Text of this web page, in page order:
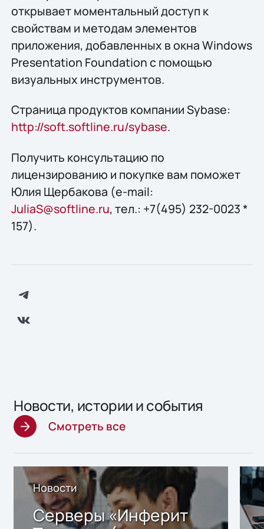
открывает моментальный доступ к
свойствам и методам элементов
приложения, добавленных в окна Windows
Presentation Foundation с помощью
визуальных инструментов.
Страница продуктов компании Sybase:
http://soft.softline.ru/sybase.
Получить конcультацию по
лицензированию и покупке вам поможет
Юлия Щербакова (e-mail:
JuliaS@softline.ru, тел.: +7(495) 232-0023 *
157).
Новости, истории и события
Смотреть все
Новости
Серверы «Инферит